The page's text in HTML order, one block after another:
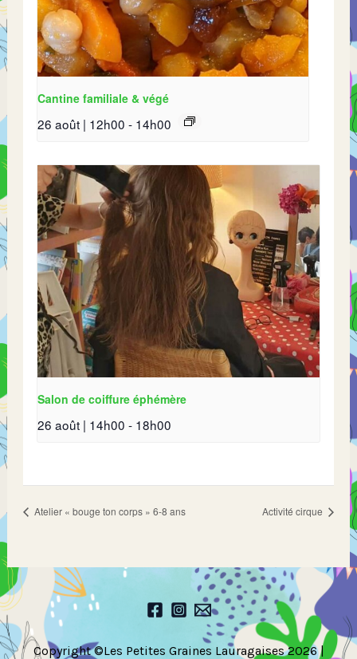
Cantine familiale & végé
26 août | 12h00 - 14h00
Salon de coiffure éphémère
26 août | 14h00 - 18h00
Atelier « bouge ton corps » 6-8 ans Activité cirque
Copyright ©Les Petites Graines Lauragaises 2026 |